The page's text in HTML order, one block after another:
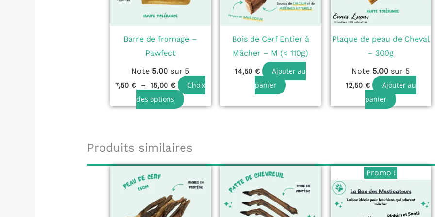
Barre de fromage –
Pawfect
Note 5.00 sur 5
7,50 € – 15,00 €
Choix
des options
Les
être
sur
la
page
Bois de Cerf Entier à
Mâcher – M (< 110g)
14,50 €
Ajouter au
panier
Plaque de peau de Cheval
– 300g
Note 5.00 sur 5
12,50 €
Ajouter au
panier
Produits similaires
prix :
4,50 €
à
8,50 €
produit
a
plusieurs
Promo !
Le
prix
était :
40,00 €.
Le
prix
est :
35,00 €.